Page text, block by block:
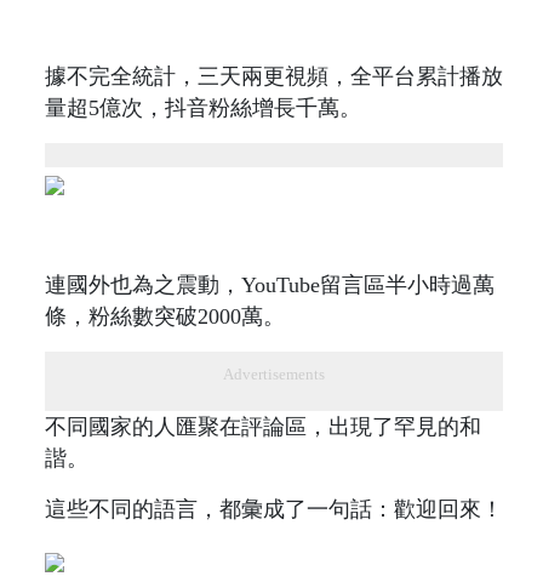
據不完全統計，三天兩更視頻，全平台累計播放
量超5億次，抖音粉絲增長千萬。
連國外也為之震動，YouTube留言區半小時過萬
條，粉絲數突破2000萬。
Advertisements
不同國家的人匯聚在評論區，出現了罕見的和
諧。
這些不同的語言，都彙成了一句話：歡迎回來！